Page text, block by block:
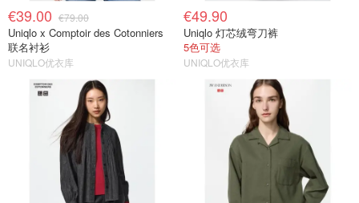
€39.00 €79.00
Uniqlo x Comptoir des Cotonniers
联名衬衫
UNIQLO优衣库
€49.90
Uniqlo 灯芯绒弯刀裤
5色可选
UNIQLO优衣库